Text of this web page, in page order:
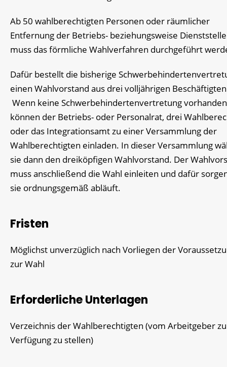
Ab 50 wahlberechtigten Personen oder räumlicher
Entfernung der Betriebs- beziehungsweise
muss das förmliche Wahlverfahren durchgeführt
Dafür bestellt die bisherige
einen Wahlvorstand aus drei volljährigen
Wenn keine Schwerbehindertenvertretung
können der Betriebs- oder Personalrat, drei
oder das Integrationsamt zu einer Versammlung der
Wahlberechtigten einladen. In dieser Versammlung
sie dann den dreiköpfigen Wahlvorstand. Der
muss anschließend die Wahl einleiten und dafür
sie ordnungsgemäß abläuft.
Fristen
Möglichst unverzüglich nach Vorliegen der
zur Wahl
Erforderliche Unterlagen
Verzeichnis der Wahlberechtigten (vom Arbeitgeber
Verfügung zu stellen)